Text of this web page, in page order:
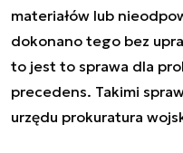
materiałów lub
dokonano tego bez
to jest to sprawa dla
precedens. Takimi
urzędu prokuratura